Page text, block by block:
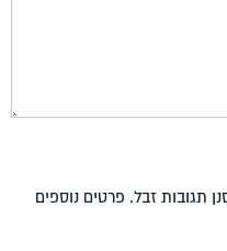
פרטים נוספים